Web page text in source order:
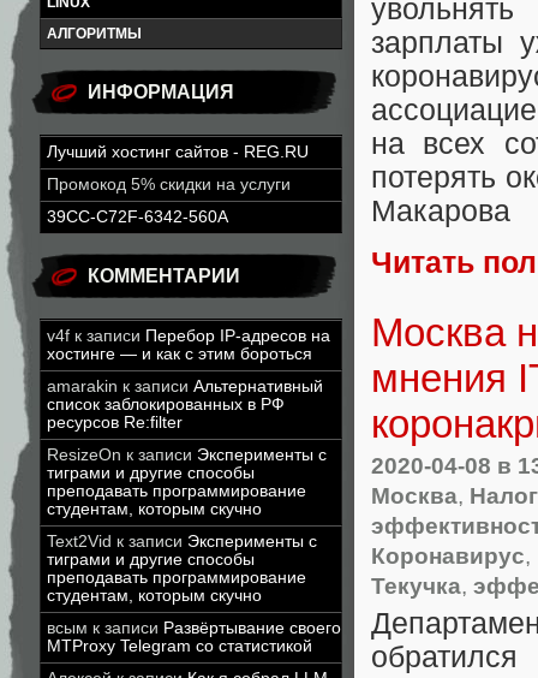
АЛГОРИТМЫ
ИНФОРМАЦИЯ
Лучший хостинг сайтов - REG.RU
Промокод 5% скидки на услуги
39CC-C72F-6342-560A
КОММЕНТАРИИ
v4f к записи Перебор IP-адресов на
хостинге — и как с этим бороться
amarakin к записи Альтернативный
список заблокированных в РФ
ресурсов Re:filter
ResizeOn к записи Эксперименты с
тиграми и другие способы
преподавать программирование
студентам, которым скучно
Text2Vid к записи Эксперименты с
тиграми и другие способы
преподавать программирование
студентам, которым скучно
всым к записи Развёртывание своего
MTProxy Telegram со статистикой
зарплаты
на всех
потерять
Макарова
Читать
Москва
мнения
2020-04-08 в
Москва,
Коронавирус,
Текучка,